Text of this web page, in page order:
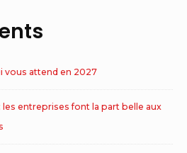
vous attend en 2027
entreprises font la part belle aux